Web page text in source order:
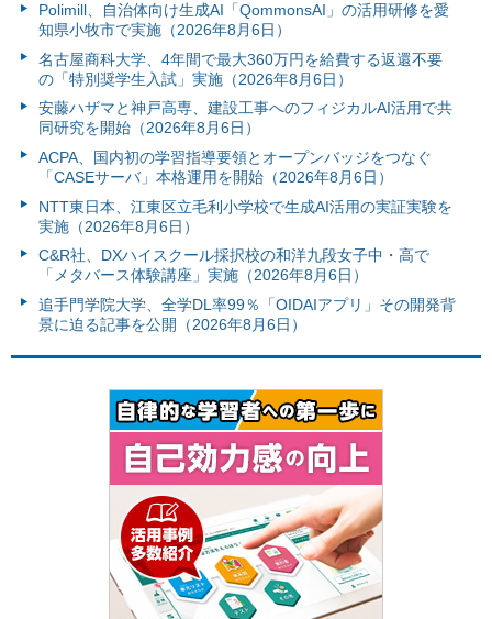
Polimill、自治体向け生成AI「QommonsAI」の活用研修を愛
知県小牧市で実施（2026年8月6日）
名古屋商科大学、4年間で最大360万円を給費する返還不要
の「特別奨学生入試」実施（2026年8月6日）
安藤ハザマと神戸高専、建設工事へのフィジカルAI活用で共
同研究を開始（2026年8月6日）
ACPA、国内初の学習指導要領とオープンバッジをつなぐ
「CASEサーバ」本格運用を開始（2026年8月6日）
NTT東日本、江東区立毛利小学校で生成AI活用の実証実験を
実施（2026年8月6日）
C&R社、DXハイスクール採択校の和洋九段女子中・高で
「メタバース体験講座」実施（2026年8月6日）
追手門学院大学、全学DL率99％「OIDAIアプリ」その開発背
景に迫る記事を公開（2026年8月6日）